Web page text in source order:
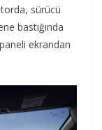
sürücü
bastığında
ekrandan